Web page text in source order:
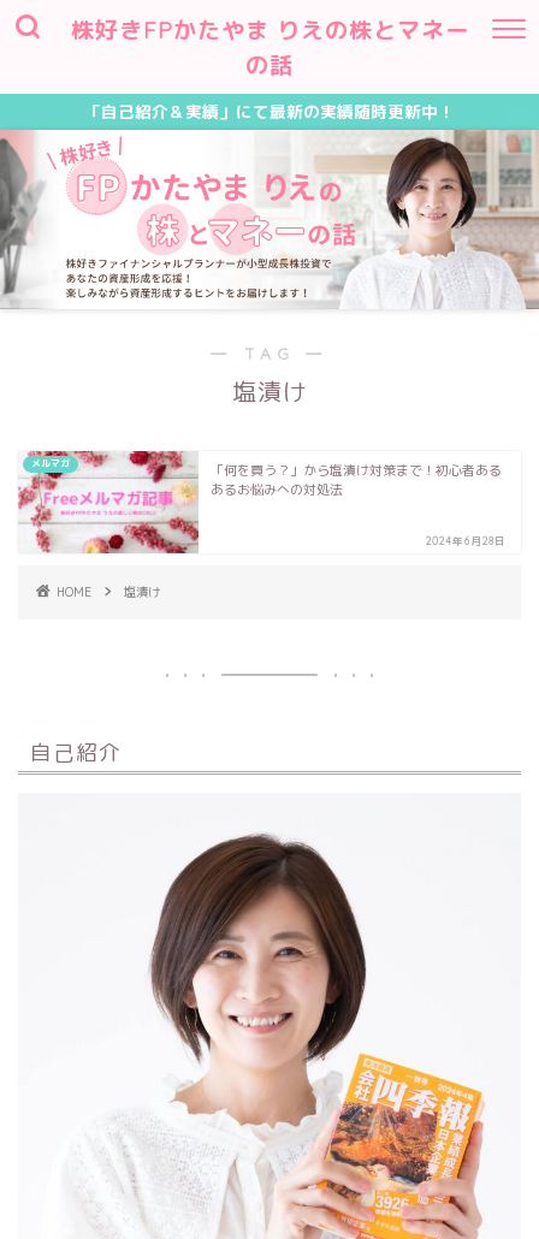
株好きFPかたやま りえの株とマネー
の話
「自己紹介＆実績」にて最新の実績随時更新中！
― TAG ―
塩漬け
メルマガ
「何を買う？」から塩漬け対策まで！初心者ある
あるお悩みへの対処法
2024年6月28日
HOME 塩漬け
自己紹介